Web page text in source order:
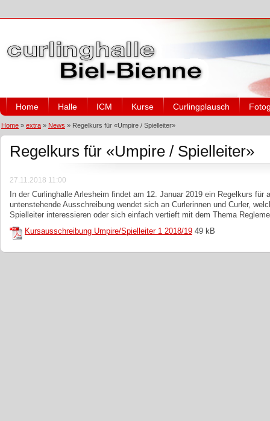
Home Halle ICM Kurse Curlingplausch
Home » extra » News » Regelkurs für «Umpire / Spielleiter»
Regelkurs für «Umpire / Spielleiter»
27.11.2018 11:00
In der Curlinghalle Arlesheim findet am 12. Januar 2019 ein Regelkurs für
untenstehende Ausschreibung wendet sich an Curlerinnen und Curler,
Spielleiter interessieren oder sich einfach vertieft mit dem Thema
Kursausschreibung Umpire/Spielleiter 1 2018/19 49 kB